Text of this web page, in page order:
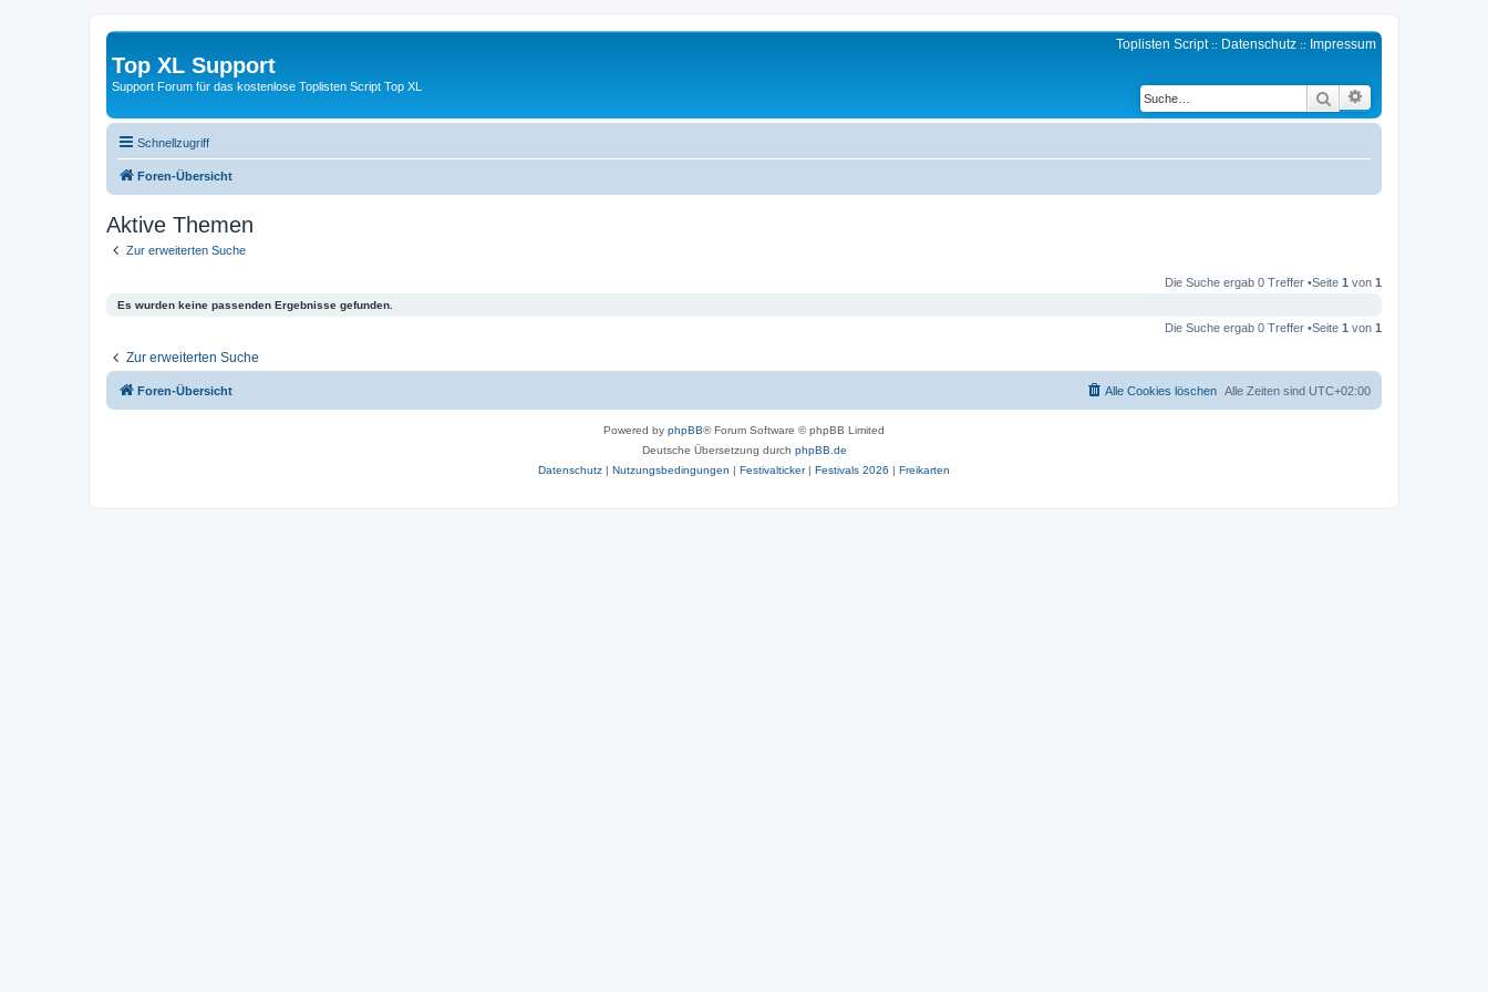
Top XL Support
Support Forum für das kostenlose Toplisten Script Top XL
Toplisten Script:: Datenschutz :: Impressum
Suche
Schnellzugriff
Foren-Übersicht
Aktive Themen
Zur erweiterten Suche
Die Suche ergab 0 Treffer •Seite 1 von 1
Es wurden keine passenden Ergebnisse gefunden.
Die Suche ergab 0 Treffer •Seite 1 von 1
Zur erweiterten Suche
Foren-Übersicht Alle Zeiten sind UTC+02:00
Alle Cookies löschen
Powered by phpBB® Forum Software © phpBB Limited
Deutsche Übersetzung durch phpBB.de
Datenschutz | Nutzungsbedingungen | Festivalticker| Festivals 2026 | Freikarten